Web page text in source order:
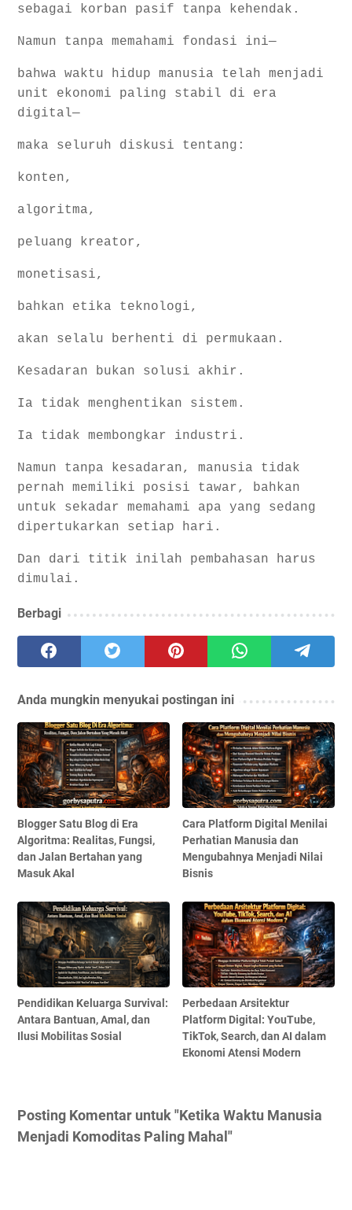
sebagai korban pasif tanpa kehendak.
Namun tanpa memahami fondasi ini—
bahwa waktu hidup manusia telah menjadi
unit ekonomi paling stabil di era
digital—
maka seluruh diskusi tentang:
konten,
algoritma,
peluang kreator,
monetisasi,
bahkan etika teknologi,
akan selalu berhenti di permukaan.
Kesadaran bukan solusi akhir.
Ia tidak menghentikan sistem.
Ia tidak membongkar industri.
Namun tanpa kesadaran, manusia tidak
pernah memiliki posisi tawar, bahkan
untuk sekadar memahami apa yang sedang
dipertukarkan setiap hari.
Dan dari titik inilah pembahasan harus
dimulai.
Berbagi
Anda mungkin menyukai postingan ini
Blogger Satu Blog di Era
Algoritma: Realitas, Fungsi,
dan Jalan Bertahan yang
Masuk Akal
Cara Platform Digital Menilai
Perhatian Manusia dan
Mengubahnya Menjadi Nilai
Bisnis
Pendidikan Keluarga Survival:
Antara Bantuan, Amal, dan
Ilusi Mobilitas Sosial
Perbedaan Arsitektur
Platform Digital: YouTube,
TikTok, Search, dan AI dalam
Ekonomi Atensi Modern
Posting Komentar untuk "Ketika Waktu Manusia
Menjadi Komoditas Paling Mahal"